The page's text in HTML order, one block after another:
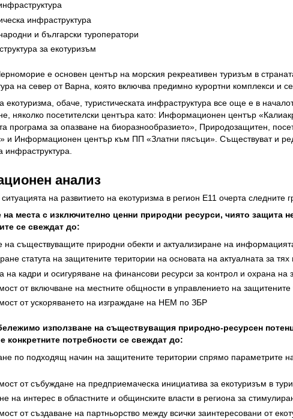
инфраструктура
и български туроператори
за екотуризъм
е основен център на морския рекреативен туризъм в
на север от Варна, която включва предимно курортни комплекси и
екотуризма, обаче, туристическата инфраструктура все още е в
няколко посетителски центъра като: Информационен център
програма за опазване на биоразнообразието», Природозащитен,
и Информационен център към ПП «Златни пясъци». Съществуват и
инфраструктура.
анализ
на развитието на екотуризма в регион Е11 очерта следните
на места с изключително ценни природни ресурси, чиято защита
се свеждат до:
съществуващите природни обекти и актуализиране на
статута на защитените територии на основата на актуалната за
на кадри и осигуряване на финансови ресурси за контрол и охрана на
от включване на местните общности в управлението на защитените
от ускоряването на изграждане на НЕМ по ЗБР
използване на съществуващия природно-ресурсен
конкретните потребности се свеждат до:
по подходящ начин на защитените територии спрямо параметрите
от събуждане на предприемаческа инициатива за екотуризъм в
на интерес в областните и общинските власти в региона за
от създаване на партньорство между всички заинтересовани от